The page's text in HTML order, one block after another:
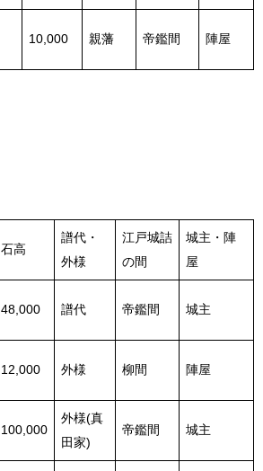
10,000 親藩 帝鑑間 陣屋
石高
譜代・
外様
江戸城詰
の間
城主・陣
屋
48,000 譜代 帝鑑間 城主
12,000 外様 柳間 陣屋
100,000
外様(真
田家)
帝鑑間 城主